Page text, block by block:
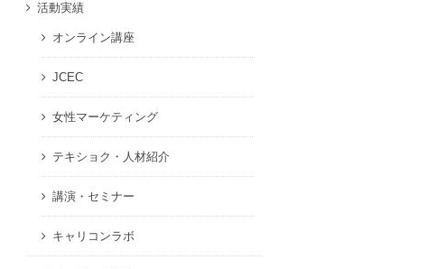
活動実績
オンライン講座
JCEC
女性マーケティング
テキショク・人材紹介
講演・セミナー
キャリコンラボ